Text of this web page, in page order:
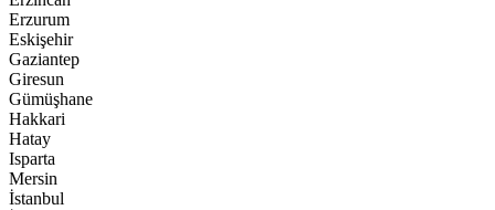
Erzurum
Eskişehir
Gaziantep
Giresun
Gümüşhane
Hakkari
Hatay
Isparta
Mersin
İstanbul